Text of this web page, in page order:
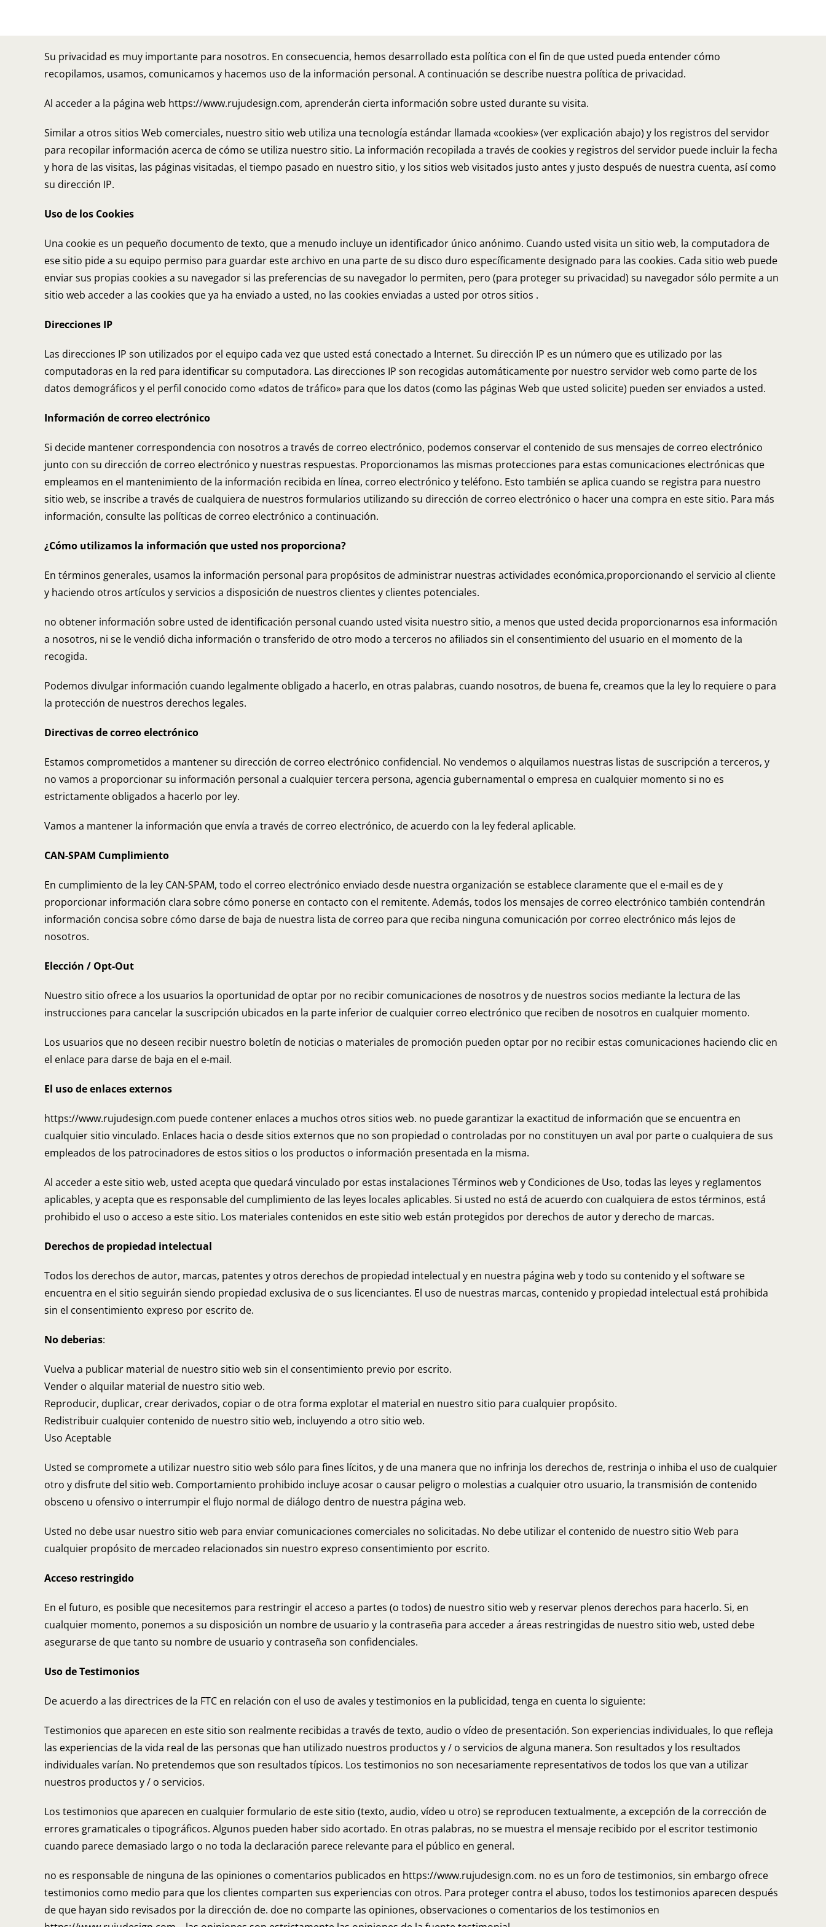
Su privacidad es muy importante para nosotros. En consecuencia, hemos desarrollado esta política con el fin de que usted pueda entender cómo
recopilamos, usamos, comunicamos y hacemos uso de la información personal. A continuación se describe nuestra política de privacidad.
Al acceder a la página web https://www.rujudesign.com, aprenderán cierta información sobre usted durante su visita.
Similar a otros sitios Web comerciales, nuestro sitio web utiliza una tecnología estándar llamada «cookies» (ver explicación abajo) y los registros del servidor
para recopilar información acerca de cómo se utiliza nuestro sitio. La información recopilada a través de cookies y registros del servidor puede incluir la fecha
y hora de las visitas, las páginas visitadas, el tiempo pasado en nuestro sitio, y los sitios web visitados justo antes y justo después de nuestra cuenta, así como
su dirección IP.
Uso de los Cookies
Una cookie es un pequeño documento de texto, que a menudo incluye un identificador único anónimo. Cuando usted visita un sitio web, la computadora de
ese sitio pide a su equipo permiso para guardar este archivo en una parte de su disco duro específicamente designado para las cookies. Cada sitio web puede
enviar sus propias cookies a su navegador si las preferencias de su navegador lo permiten, pero (para proteger su privacidad) su navegador sólo permite a un
sitio web acceder a las cookies que ya ha enviado a usted, no las cookies enviadas a usted por otros sitios .
Direcciones IP
Las direcciones IP son utilizados por el equipo cada vez que usted está conectado a Internet. Su dirección IP es un número que es utilizado por las
computadoras en la red para identificar su computadora. Las direcciones IP son recogidas automáticamente por nuestro servidor web como parte de los
datos demográficos y el perfil conocido como «datos de tráfico» para que los datos (como las páginas Web que usted solicite) pueden ser enviados a usted.
Información de correo electrónico
Si decide mantener correspondencia con nosotros a través de correo electrónico, podemos conservar el contenido de sus mensajes de correo electrónico
junto con su dirección de correo electrónico y nuestras respuestas. Proporcionamos las mismas protecciones para estas comunicaciones electrónicas que
empleamos en el mantenimiento de la información recibida en línea, correo electrónico y teléfono. Esto también se aplica cuando se registra para nuestro
sitio web, se inscribe a través de cualquiera de nuestros formularios utilizando su dirección de correo electrónico o hacer una compra en este sitio. Para más
información, consulte las políticas de correo electrónico a continuación.
¿Cómo utilizamos la información que usted nos proporciona?
En términos generales, usamos la información personal para propósitos de administrar nuestras actividades económica,proporcionando el servicio al cliente
y haciendo otros artículos y servicios a disposición de nuestros clientes y clientes potenciales.
no obtener información sobre usted de identificación personal cuando usted visita nuestro sitio, a menos que usted decida proporcionarnos esa información
a nosotros, ni se le vendió dicha información o transferido de otro modo a terceros no afiliados sin el consentimiento del usuario en el momento de la
recogida.
Podemos divulgar información cuando legalmente obligado a hacerlo, en otras palabras, cuando nosotros, de buena fe, creamos que la ley lo requiere o para
la protección de nuestros derechos legales.
Directivas de correo electrónico
Estamos comprometidos a mantener su dirección de correo electrónico confidencial. No vendemos o alquilamos nuestras listas de suscripción a terceros, y
no vamos a proporcionar su información personal a cualquier tercera persona, agencia gubernamental o empresa en cualquier momento si no es
estrictamente obligados a hacerlo por ley.
Vamos a mantener la información que envía a través de correo electrónico, de acuerdo con la ley federal aplicable.
CAN-SPAM Cumplimiento
En cumplimiento de la ley CAN-SPAM, todo el correo electrónico enviado desde nuestra organización se establece claramente que el e-mail es de y
proporcionar información clara sobre cómo ponerse en contacto con el remitente. Además, todos los mensajes de correo electrónico también contendrán
información concisa sobre cómo darse de baja de nuestra lista de correo para que reciba ninguna comunicación por correo electrónico más lejos de
nosotros.
Elección / Opt-Out
Nuestro sitio ofrece a los usuarios la oportunidad de optar por no recibir comunicaciones de nosotros y de nuestros socios mediante la lectura de las
instrucciones para cancelar la suscripción ubicados en la parte inferior de cualquier correo electrónico que reciben de nosotros en cualquier momento.
Los usuarios que no deseen recibir nuestro boletín de noticias o materiales de promoción pueden optar por no recibir estas comunicaciones haciendo clic en
el enlace para darse de baja en el e-mail.
El uso de enlaces externos
https://www.rujudesign.com puede contener enlaces a muchos otros sitios web. no puede garantizar la exactitud de información que se encuentra en
cualquier sitio vinculado. Enlaces hacia o desde sitios externos que no son propiedad o controladas por no constituyen un aval por parte o cualquiera de sus
empleados de los patrocinadores de estos sitios o los productos o información presentada en la misma.
Al acceder a este sitio web, usted acepta que quedará vinculado por estas instalaciones Términos web y Condiciones de Uso, todas las leyes y reglamentos
aplicables, y acepta que es responsable del cumplimiento de las leyes locales aplicables. Si usted no está de acuerdo con cualquiera de estos términos, está
prohibido el uso o acceso a este sitio. Los materiales contenidos en este sitio web están protegidos por derechos de autor y derecho de marcas.
Derechos de propiedad intelectual
Todos los derechos de autor, marcas, patentes y otros derechos de propiedad intelectual y en nuestra página web y todo su contenido y el software se
encuentra en el sitio seguirán siendo propiedad exclusiva de o sus licenciantes. El uso de nuestras marcas, contenido y propiedad intelectual está prohibida
sin el consentimiento expreso por escrito de.
No deberias:
Vuelva a publicar material de nuestro sitio web sin el consentimiento previo por escrito.
Vender o alquilar material de nuestro sitio web.
Reproducir, duplicar, crear derivados, copiar o de otra forma explotar el material en nuestro sitio para cualquier propósito.
Redistribuir cualquier contenido de nuestro sitio web, incluyendo a otro sitio web.
Uso Aceptable
Usted se compromete a utilizar nuestro sitio web sólo para fines lícitos, y de una manera que no infrinja los derechos de, restrinja o inhiba el uso de cualquier
otro y disfrute del sitio web. Comportamiento prohibido incluye acosar o causar peligro o molestias a cualquier otro usuario, la transmisión de contenido
obsceno u ofensivo o interrumpir el flujo normal de diálogo dentro de nuestra página web.
Usted no debe usar nuestro sitio web para enviar comunicaciones comerciales no solicitadas. No debe utilizar el contenido de nuestro sitio Web para
cualquier propósito de mercadeo relacionados sin nuestro expreso consentimiento por escrito.
Acceso restringido
En el futuro, es posible que necesitemos para restringir el acceso a partes (o todos) de nuestro sitio web y reservar plenos derechos para hacerlo. Si, en
cualquier momento, ponemos a su disposición un nombre de usuario y la contraseña para acceder a áreas restringidas de nuestro sitio web, usted debe
asegurarse de que tanto su nombre de usuario y contraseña son confidenciales.
Uso de Testimonios
De acuerdo a las directrices de la FTC en relación con el uso de avales y testimonios en la publicidad, tenga en cuenta lo siguiente:
Testimonios que aparecen en este sitio son realmente recibidas a través de texto, audio o vídeo de presentación. Son experiencias individuales, lo que refleja
las experiencias de la vida real de las personas que han utilizado nuestros productos y / o servicios de alguna manera. Son resultados y los resultados
individuales varían. No pretendemos que son resultados típicos. Los testimonios no son necesariamente representativos de todos los que van a utilizar
nuestros productos y / o servicios.
Los testimonios que aparecen en cualquier formulario de este sitio (texto, audio, vídeo u otro) se reproducen textualmente, a excepción de la corrección de
errores gramaticales o tipográficos. Algunos pueden haber sido acortado. En otras palabras, no se muestra el mensaje recibido por el escritor testimonio
cuando parece demasiado largo o no toda la declaración parece relevante para el público en general.
no es responsable de ninguna de las opiniones o comentarios publicados en https://www.rujudesign.com. no es un foro de testimonios, sin embargo ofrece
testimonios como medio para que los clientes comparten sus experiencias con otros. Para proteger contra el abuso, todos los testimonios aparecen después
de que hayan sido revisados ​​por la dirección de. doe no comparte las opiniones, observaciones o comentarios de los testimonios en